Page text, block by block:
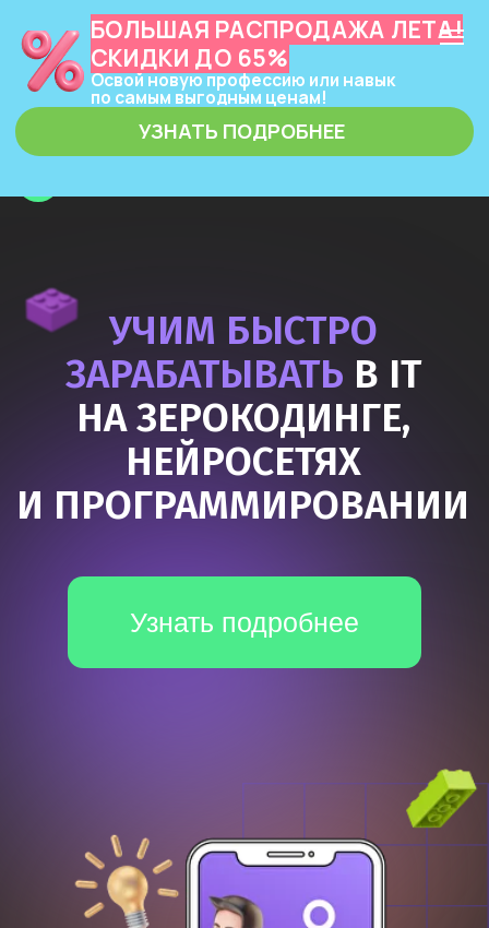
ЗЕРОКОДЕР
БОЛЬШАЯ РАСПРОДАЖА ЛЕТА!
СКИДКИ ДО 65%
Освой новую профессию или навык
по самым выгодным ценам!
УЗНАТЬ ПОДРОБНЕЕ
НА ЗЕРОКОДИНГЕ,
НЕЙРОСЕТЯХ
И ПРОГРАММИРОВАНИИ
Узнать подробнее